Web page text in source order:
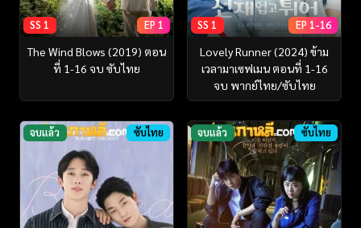
SS 1 EP 1
The Wind Blows (2019) ตอน
ที่ 1-16 จบ ซับไทย
SS 1 EP 1-16
Lovely Runner (2024) ข้าม
เวลามาเซฟเมน ตอนที่ 1-16
จบ พากย์ไทย/ซับไทย
จบแล้ว ซับไทย จบแล้ว ซับไทย